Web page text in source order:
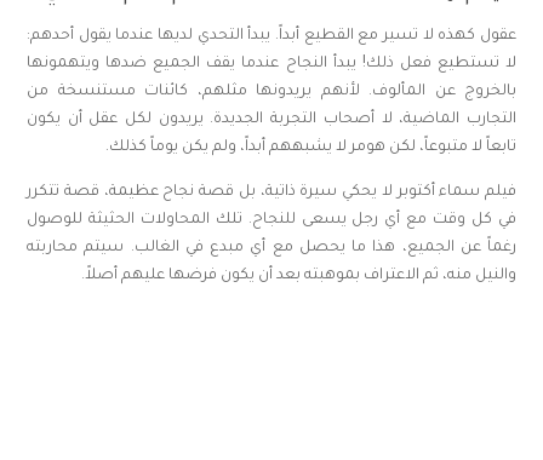
عقول كهذه لا تسير مع القطيع أبداً. يبدأ التحدي لديها عندما يقول أحدهم:
لا تستطيع فعل ذلك! يبدأ النجاح عندما يقف الجميع ضدها ويتهمونها
بالخروج عن المألوف. لأنهم يريدونها مثلهم، كائنات مستنسخة من
التجارب الماضية، لا أصحاب التجربة الجديدة. يريدون لكل عقل أن يكون
تابعاً لا متبوعاً، لكن هومر لا يشبههم أبداً، ولم يكن يوماً كذلك.
فيلم سماء أكتوبر لا يحكي سيرة ذاتية، بل قصة نجاح عظيمة، قصة تتكرر
في كل وقت مع أي رجل يسعى للنجاح. تلك المحاولات الحثيثة للوصول
رغماً عن الجميع، هذا ما يحصل مع أي مبدع في الغالب. سيتم محاربته
والنيل منه، ثم الاعتراف بموهبته بعد أن يكون فرضها عليهم أصلاً.